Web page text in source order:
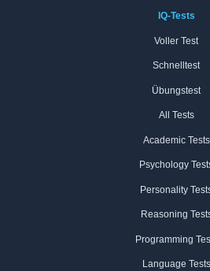
IQ-Tests
Voller Test
Schnelltest
Übungstest
All Tests
Academic Tests
Psychology
Personality
Reasoning
Programming
Language Tests